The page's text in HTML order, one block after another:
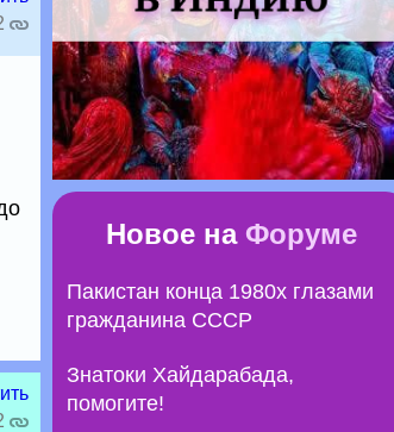
Новое на Форуме
Пакистан конца 1980х глазами
гражданина СССР
Знатоки Хайдарабада,
помогите!